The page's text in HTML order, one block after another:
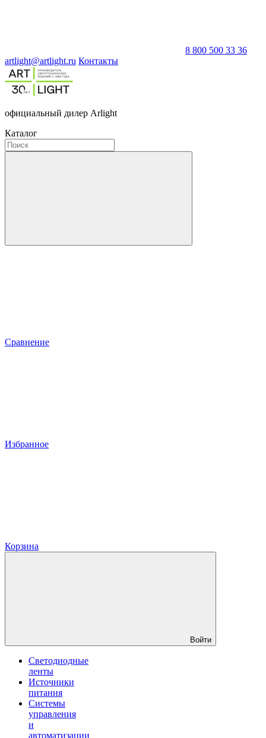
8 800 500 33 36
artlight@artlight.ru Контакты
официальный дилер Arlight
Каталог
Сравнение
Избранное
Корзина
Войти
Светодиодные
ленты
Источники
питания
Системы
управления
и
автоматизации